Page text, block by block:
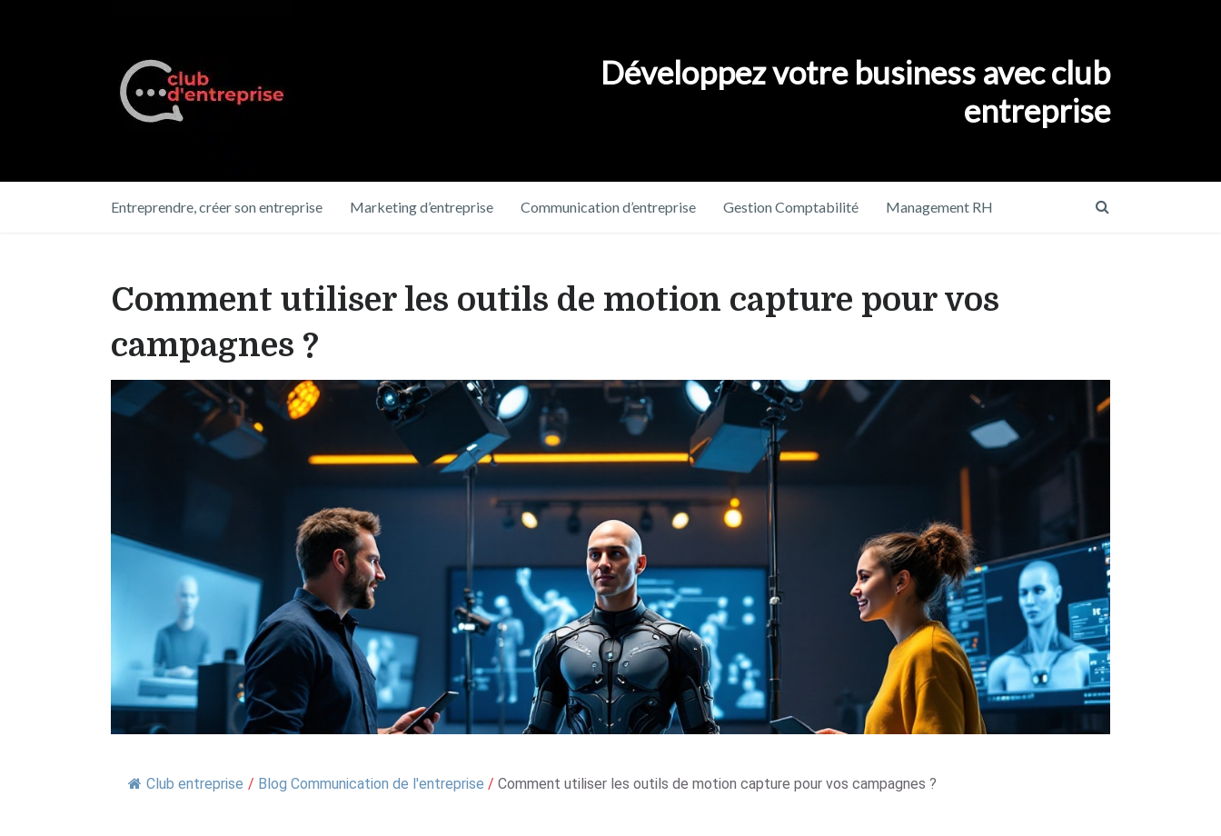
Développez votre business avec club
entreprise
Entreprendre, créer son entreprise Marketing d’entreprise Communication d’entreprise Gestion Comptabilité Management RH
Comment utiliser les outils de motion capture pour vos
campagnes ?
Club entreprise / Blog Communication de l'entreprise / Comment utiliser les outils de motion capture pour vos campagnes ?